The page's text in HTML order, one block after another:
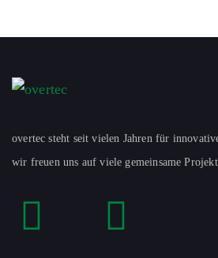
overtec steht seit vielen Jahren für
wir freuen uns auf viele gemeinsame